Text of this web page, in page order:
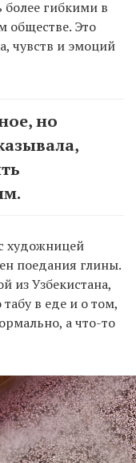
гибкими в
обществе. Это
чувств и эмоций
но
художницей
поедания глины.
из Узбекистана,
в еде и о том,
а что-то